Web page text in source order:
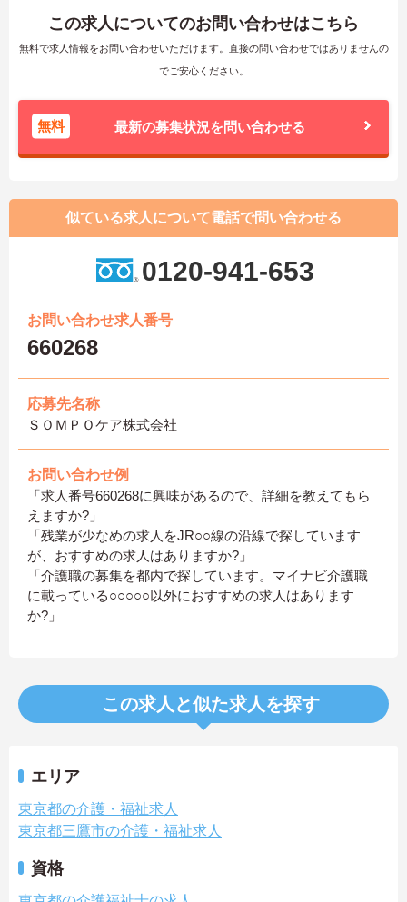
この求人についてのお問い合わせはこちら
無料で求人情報をお問い合わせいただけます。直接の問い合わせではありませんの
でご安心ください。
無料 最新の募集状況を問い合わせる
似ている求人について電話で問い合わせる
0120-941-653
お問い合わせ求人番号
660268
応募先名称
ＳＯＭＰＯケア株式会社
お問い合わせ例
「求人番号660268に興味があるので、詳細を教えてもら
えますか?」
「残業が少なめの求人をJR○○線の沿線で探しています
が、おすすめの求人はありますか?」
「介護職の募集を都内で探しています。マイナビ介護職
に載っている○○○○○以外におすすめの求人はあります
か?」
この求人と似た求人を探す
エリア
東京都の介護・福祉求人
東京都三鷹市の介護・福祉求人
資格